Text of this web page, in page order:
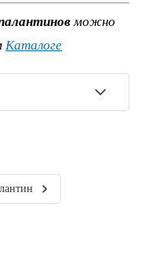
можно
Каталоге